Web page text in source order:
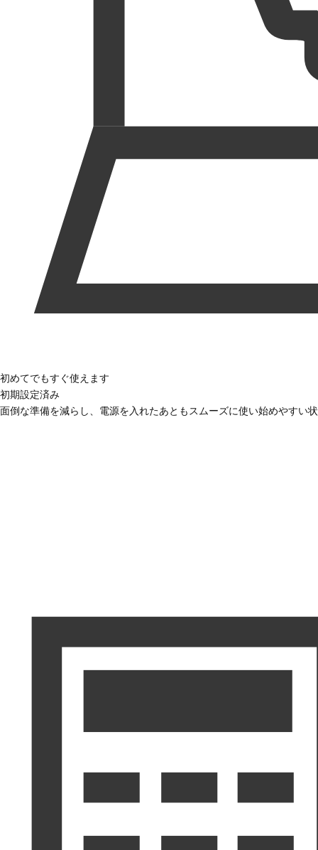
初めてでもすぐ使えます
初期設定済み
面倒な準備を減らし、電源を入れたあともスムーズに使い始めやすい